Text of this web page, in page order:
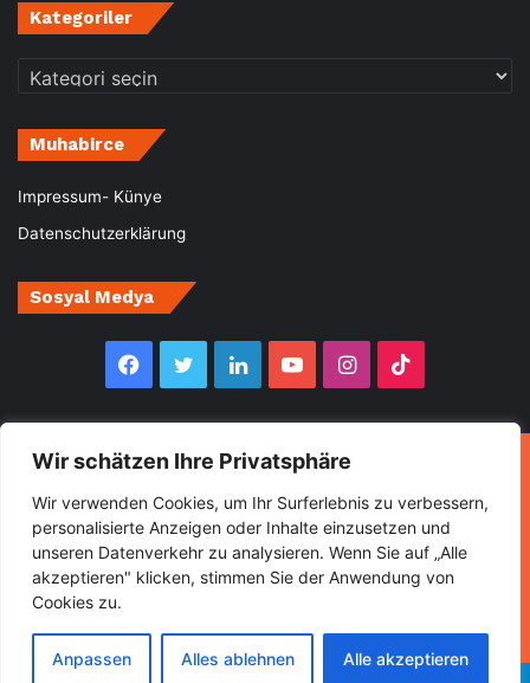
Wir schätzen Ihre Privatsphäre
Wir verwenden Cookies, um Ihr Surferlebnis zu verbessern,
personalisierte Anzeigen oder Inhalte einzusetzen und
unseren Datenverkehr zu analysieren. Wenn Sie auf „Alle
akzeptieren" klicken, stimmen Sie der Anwendung von
Cookies zu.
Anpassen Alles ablehnen Alle akzeptieren
Kategoriler
Kategoriler
Muhabirce
Impressum- Künye
Datenschutzerklärung
Sosyal Medya
Facebook
TwitterLinkedInYouTubeInstagram
© Copyright 2026, All Rights Reserved Muhabirce
Ana Sayfa
Haberler Ekonomi
Gurbette Bir Ömür
Kültür&Sanat
Spor Turizm